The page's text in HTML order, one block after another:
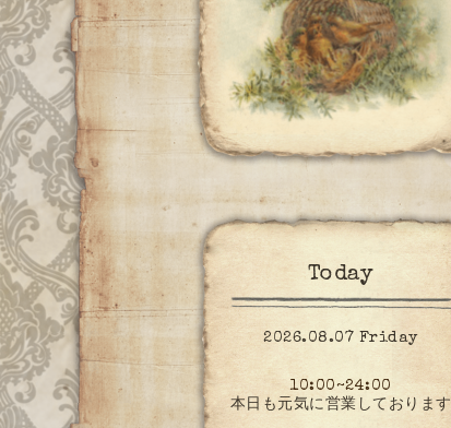
Today
2026.08.07 Friday
10:00~24:00
本日も元気に営業しております